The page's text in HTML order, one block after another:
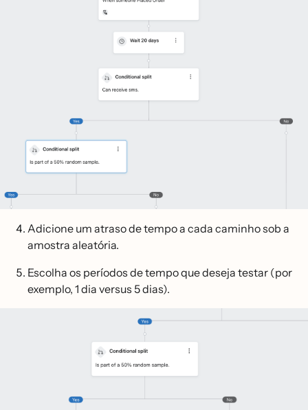
Adicione um atraso de tempo a cada caminho sob a
amostra aleatória.
Escolha os períodos de tempo que deseja testar (por
exemplo, 1 dia versus 5 dias).